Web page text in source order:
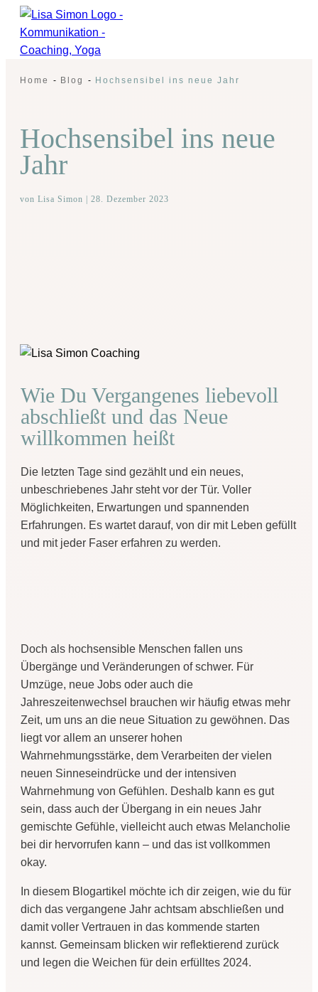
Home - Blog - Hochsensibel ins neue Jahr
Hochsensibel ins neue
Jahr
von Lisa Simon 28. Dezember 2023
Wie Du Vergangenes liebevoll
abschließt und das Neue
willkommen heißt
Die letzten Tage sind gezählt und ein neues,
unbeschriebenes Jahr steht vor der Tür. Voller
Möglichkeiten, Erwartungen und spannenden
Erfahrungen. Es wartet darauf, von dir mit Leben gefüllt
und mit jeder Faser erfahren zu werden.
Doch als hochsensible Menschen fallen uns
Übergänge und Veränderungen of schwer. Für
Umzüge, neue Jobs oder auch die
Jahreszeitenwechsel brauchen wir häufig etwas mehr
Zeit, um uns an die neue Situation zu gewöhnen. Das
liegt vor allem an unserer hohen
Wahrnehmungsstärke, dem Verarbeiten der vielen
neuen Sinneseindrücke und der intensiven
Wahrnehmung von Gefühlen. Deshalb kann es gut
sein, dass auch der Übergang in ein neues Jahr
gemischte Gefühle, vielleicht auch etwas Melancholie
bei dir hervorrufen kann – und das ist vollkommen
okay.
In diesem Blogartikel möchte ich dir zeigen, wie du für
dich das vergangene Jahr achtsam abschließen und
damit voller Vertrauen in das kommende starten
kannst. Gemeinsam blicken wir reflektierend zurück
und legen die Weichen für dein erfülltes 2024.